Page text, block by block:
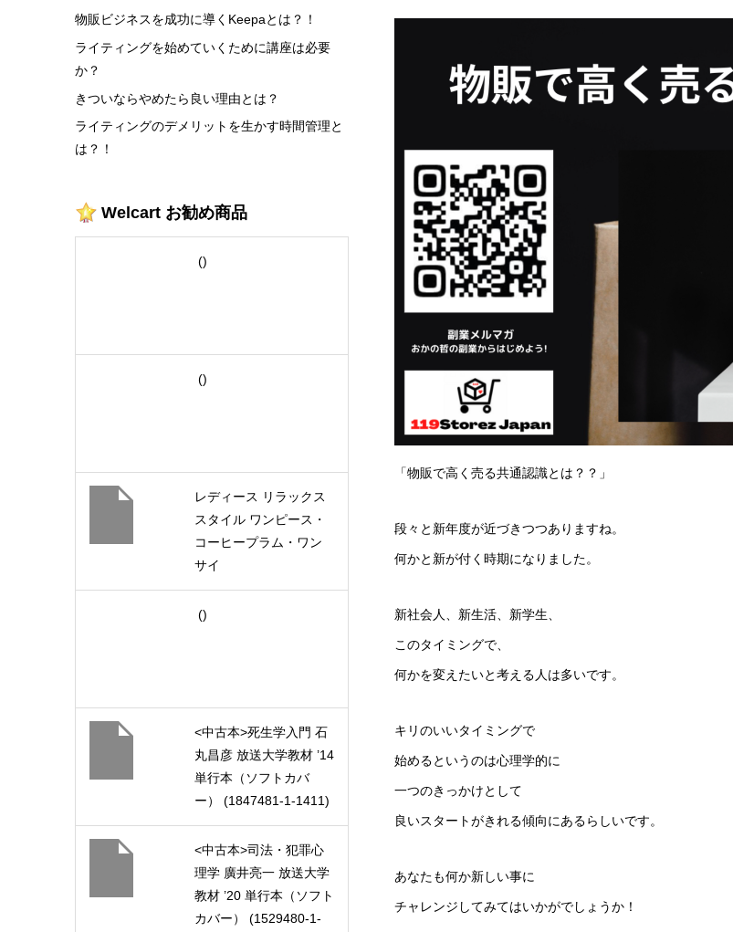
「物販で高く売る共通認識とは？？」
段々と新年度が近づきつつありますね。
何かと新が付く時期になりました。
新社会人、新生活、新学生、
このタイミングで、
何かを変えたいと考える人は多いです。
キリのいいタイミングで
始めるというのは心理学的に
一つのきっかけとして
良いスタートがきれる傾向にあるらしいです。
あなたも何か新しい事に
チャレンジしてみてはいかがでしょうか！
物販ビジネスを成功に導くKeepaとは？！
ライティングを始めていくために講座は必要
か？
きついならやめたら良い理由とは？
ライティングのデメリットを生かす時間管理と
は？！
Welcart お勧め商品
()
()
レディース リラックス
スタイル ワンピース・
コーヒープラム・ワン
サイ
ズ (4589842454128)
()
<中古本>死生学入門 石
丸昌彦 放送大学教材 ’14
単行本（ソフトカバ
ー） (1847481-1-1411)
<中古本>司法・犯罪心
理学 廣井亮一 放送大学
教材 ’20 単行本（ソフト
カバー） (1529480-1-